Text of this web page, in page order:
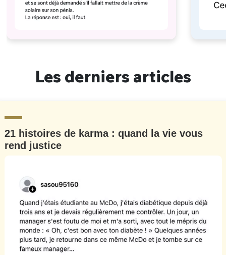
Les derniers articles
21 histoires de karma : quand la vie vous
rend justice